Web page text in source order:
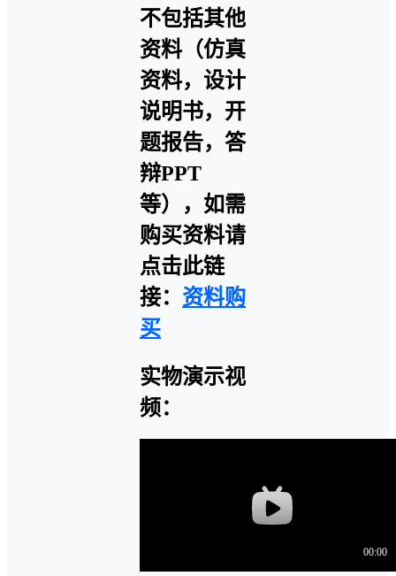
不包括其他
资料（仿真
资料，设计
说明书，开
题报告，答
辩PPT
等），如需
购买资料请
点击此链
接： 资料购
买
实物演示视
频：